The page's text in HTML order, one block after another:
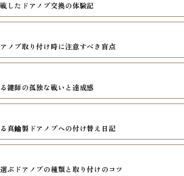
したドアノブ交換の体験記
ノブ取り付け時に注意すべき盲点
鍵師の孤独な戦いと達成感
真鍮製ドアノブへの付け替え日記
ぶドアノブの種類と取り付けのコツ